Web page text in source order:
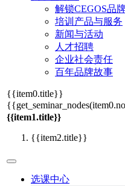
解锁CEGOS品
培训产品与服务
新闻与活动
人才招聘
企业社会责任
百年品牌故事
{{item0.title}}
{{item1.title}}
{{item2.title}}
选课中心